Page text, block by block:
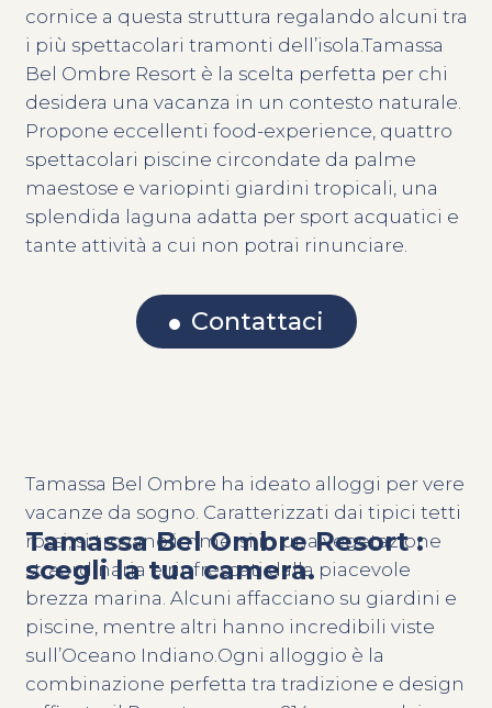
cornice a questa struttura regalando alcuni tra
i più spettacolari tramonti dell’isola.Tamassa
Bel Ombre Resort è la scelta perfetta per chi
desidera una vacanza in un contesto naturale.
Propone eccellenti food-experience, quattro
spettacolari piscine circondate da palme
maestose e variopinti giardini tropicali, una
splendida laguna adatta per sport acquatici e
tante attività a cui non potrai rinunciare.
Contattaci
Tamassa Bel Ombre Resort :
scegli la tua camera.
Tamassa Bel Ombre ha ideato alloggi per vere
vacanze da sogno. Caratterizzati dai tipici tetti
rossi, si trovano immersi in una vegetazione
straordinaria e rinfrescati dalla piacevole
brezza marina. Alcuni affacciano su giardini e
piscine, mentre altri hanno incredibili viste
sull’Oceano Indiano.Ogni alloggio è la
combinazione perfetta tra tradizione e design